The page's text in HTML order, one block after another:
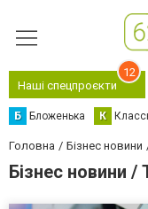
Наші спецпроєкти
12
Б Бложенька К
Головна Бізнес новини
Бізнес новини /